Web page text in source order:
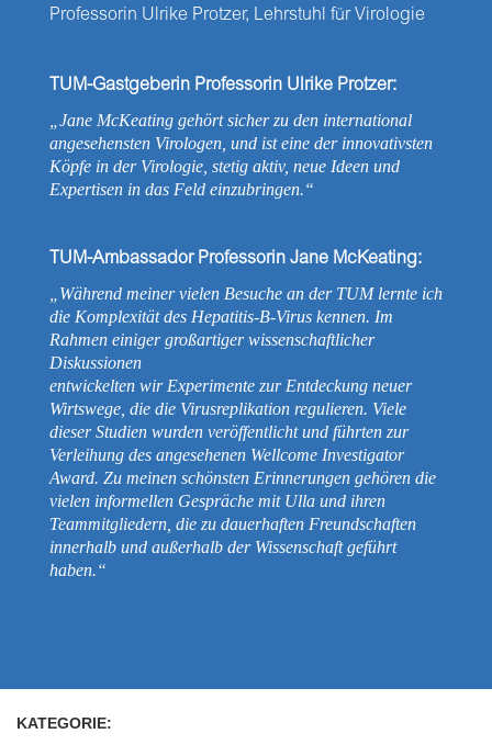
Professorin Ulrike Protzer, Lehrstuhl für Virologie
TUM-Gastgeberin Professorin Ulrike Protzer:
„Jane McKeating gehört sicher zu den international
angesehensten Virologen, und ist eine der innovativsten
Köpfe in der Virologie, stetig aktiv, neue Ideen und
Expertisen in das Feld einzubringen.“
TUM-Ambassador Professorin Jane McKeating:
„Während meiner vielen Besuche an der TUM lernte ich
die Komplexität des Hepatitis-B-Virus kennen. Im
Rahmen einiger großartiger wissenschaftlicher
Diskussionen
entwickelten wir Experimente zur Entdeckung neuer
Wirtswege, die die Virusreplikation regulieren. Viele
dieser Studien wurden veröffentlicht und führten zur
Verleihung des angesehenen Wellcome Investigator
Award. Zu meinen schönsten Erinnerungen gehören die
vielen informellen Gespräche mit Ulla und ihren
Teammitgliedern, die zu dauerhaften Freundschaften
innerhalb und außerhalb der Wissenschaft geführt
haben.“
KATEGORIE: